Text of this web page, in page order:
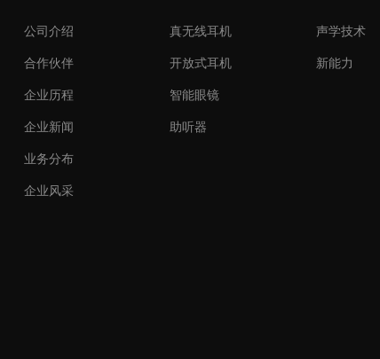
公司介绍
合作伙伴
企业历程
企业新闻
业务分布
企业风采
真无线耳机
开放式耳机
智能眼镜
助听器
声学技术
新能力